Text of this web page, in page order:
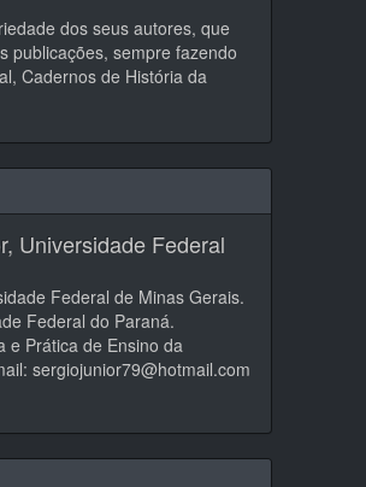
dos seus autores, que
publicações, sempre fazendo
Cadernos de História da
Universidade Federal
Federal de Minas Gerais.
Federal do Paraná.
e Prática de Ensino da
sergiojunior79@hotmail.com